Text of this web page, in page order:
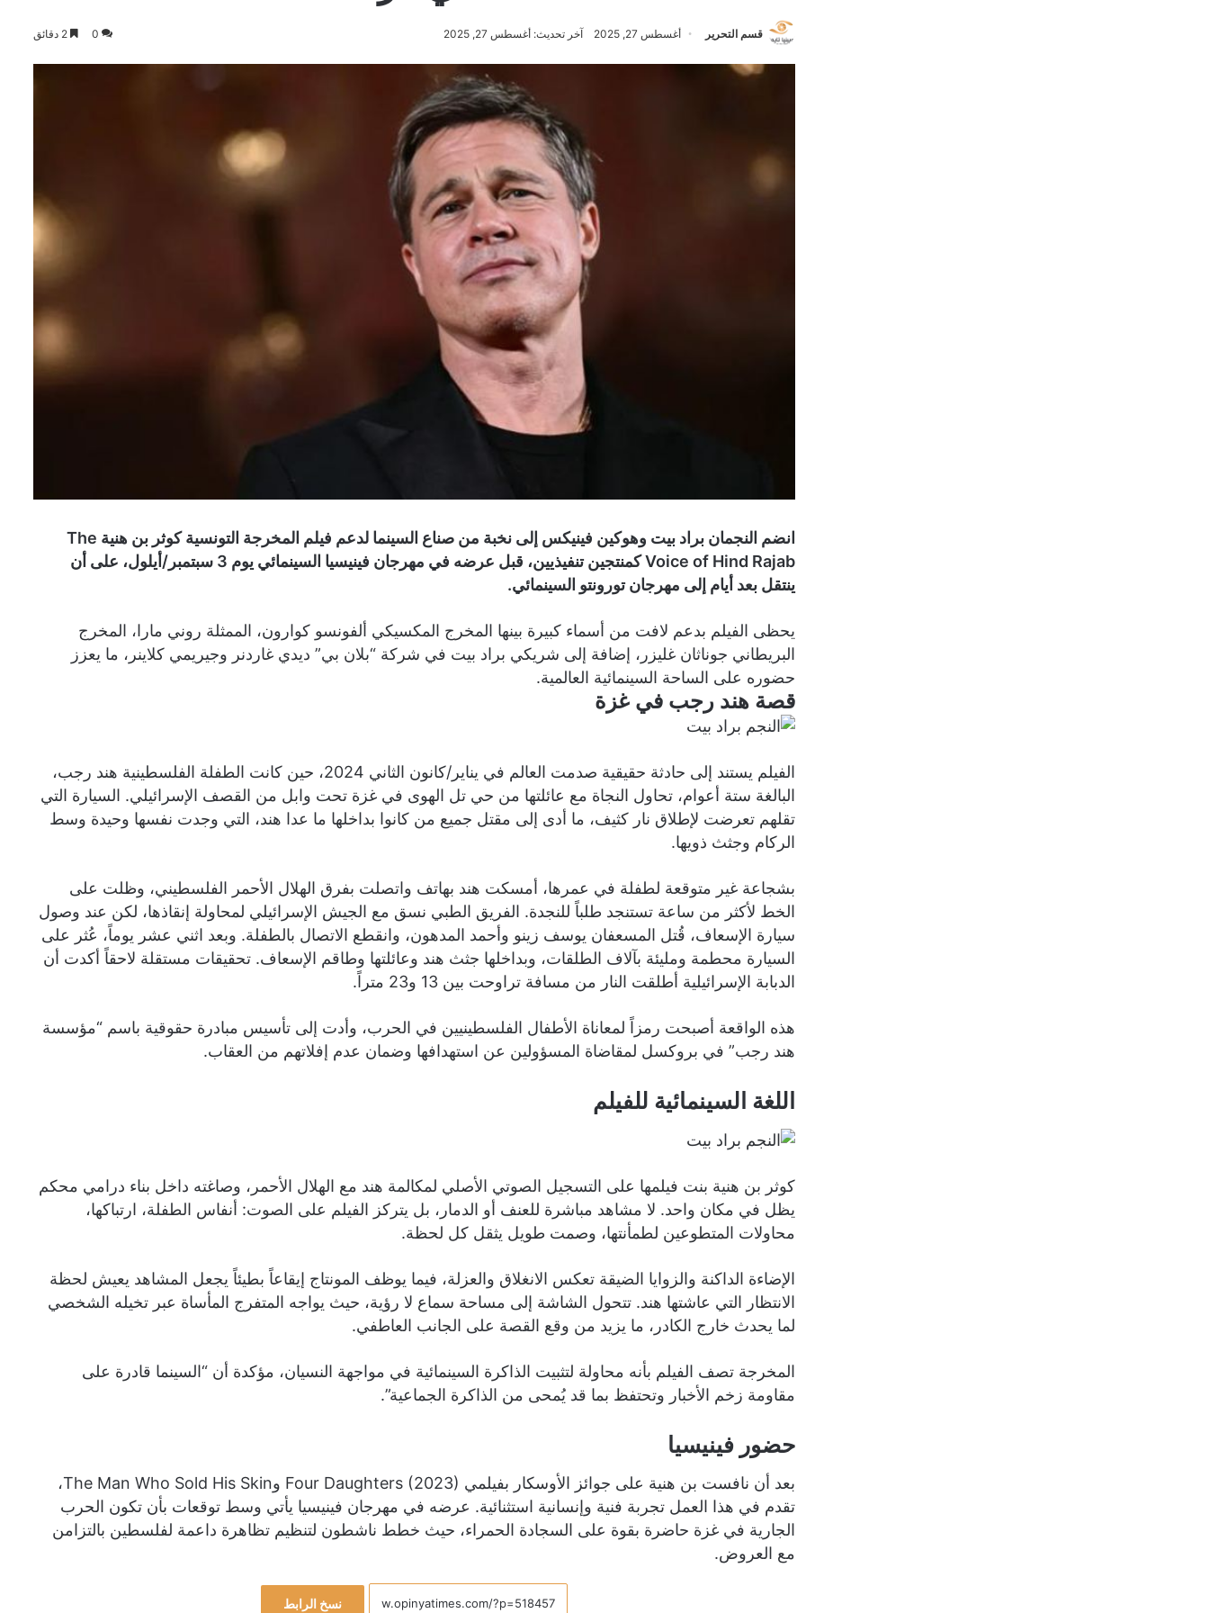
قسم التحرير أغسطس 27, 2025 آخر تحديث: أغسطس 27, 2025 0
انضم النجمان براد بيت وهوكين فينيكس إلى نخبة من صناع السينما لدعم فيلم المخرجة التونسية كوثر بن هنية The
Voice of Hind Rajab كمنتجين تنفيذيين، قبل عرضه في مهرجان فينيسيا السينمائي يوم 3 سبتمبر/أيلول، على أن
ينتقل بعد أيام إلى مهرجان تورونتو السينمائي.
يحظى الفيلم بدعم لافت من أسماء كبيرة بينها المخرج المكسيكي ألفونسو كوارون، الممثلة روني مارا، المخرج
البريطاني جوناثان غليزر، إضافة إلى شريكي براد بيت في شركة “بلان بي” ديدي غاردنر وجيريمي كلاينر، ما يعزز
حضوره على الساحة السينمائية العالمية.
قصة هند رجب في غزة
الفيلم يستند إلى حادثة حقيقية صدمت العالم في يناير/كانون الثاني 2024، حين كانت الطفلة الفلسطينية هند رجب،
البالغة ستة أعوام، تحاول النجاة مع عائلتها من حي تل الهوى في غزة تحت وابل من القصف الإسرائيلي. السيارة التي
تقلهم تعرضت لإطلاق نار كثيف، ما أدى إلى مقتل جميع من كانوا بداخلها ما عدا هند، التي وجدت نفسها وحيدة وسط
الركام وجثث ذويها.
بشجاعة غير متوقعة لطفلة في عمرها، أمسكت هند بهاتف واتصلت بفرق الهلال الأحمر الفلسطيني، وظلت على
الخط لأكثر من ساعة تستنجد طلباً للنجدة. الفريق الطبي نسق مع الجيش الإسرائيلي لمحاولة إنقاذها، لكن عند وصول
سيارة الإسعاف، قُتل المسعفان يوسف زينو وأحمد المدهون، وانقطع الاتصال بالطفلة. وبعد اثني عشر يوماً، عُثر على
السيارة محطمة ومليئة بآلاف الطلقات، وبداخلها جثث هند وعائلتها وطاقم الإسعاف. تحقيقات مستقلة لاحقاً أكدت أن
الدبابة الإسرائيلية أطلقت النار من مسافة تراوحت بين 13 و23 متراً.
هذه الواقعة أصبحت رمزاً لمعاناة الأطفال الفلسطينيين في الحرب، وأدت إلى تأسيس مبادرة حقوقية باسم “مؤسسة
هند رجب” في بروكسل لمقاضاة المسؤولين عن استهدافها وضمان عدم إفلاتهم من العقاب.
اللغة السينمائية للفيلم
كوثر بن هنية بنت فيلمها على التسجيل الصوتي الأصلي لمكالمة هند مع الهلال الأحمر، وصاغته داخل بناء درامي محكم
يظل في مكان واحد. لا مشاهد مباشرة للعنف أو الدمار، بل يتركز الفيلم على الصوت: أنفاس الطفلة، ارتباكها،
محاولات المتطوعين لطمأنتها، وصمت طويل يثقل كل لحظة.
الإضاءة الداكنة والزوايا الضيقة تعكس الانغلاق والعزلة، فيما يوظف المونتاج إيقاعاً بطيئاً يجعل المشاهد يعيش لحظة
الانتظار التي عاشتها هند. تتحول الشاشة إلى مساحة سماع لا رؤية، حيث يواجه المتفرج المأساة عبر تخيله الشخصي
لما يحدث خارج الكادر، ما يزيد من وقع القصة على الجانب العاطفي.
المخرجة تصف الفيلم بأنه محاولة لتثبيت الذاكرة السينمائية في مواجهة النسيان، مؤكدة أن “السينما قادرة على
مقاومة زخم الأخبار وتحتفظ بما قد يُمحى من الذاكرة الجماعية”.
حضور فينيسيا
بعد أن نافست بن هنية على جوائز الأوسكار بفيلمي Four Daughters (2023) وThe Man Who Sold His Skin،
تقدم في هذا العمل تجربة فنية وإنسانية استثنائية. عرضه في مهرجان فينيسيا يأتي وسط توقعات بأن تكون الحرب
الجارية في غزة حاضرة بقوة على السجادة الحمراء، حيث خطط ناشطون لتنظيم تظاهرة داعمة لفلسطين بالتزامن
مع العروض.
نسخ الرابط